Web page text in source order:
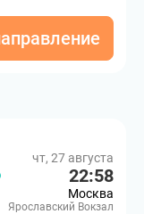
чт, 27 августа
22:58
Москва
Ярославский Вокзал